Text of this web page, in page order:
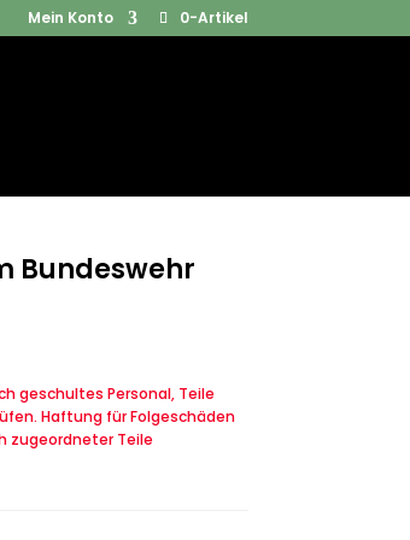
Mein Konto 0-Artikel
Bundeswehr
geschultes Personal, Teile
Haftung für Folgeschäden
zugeordneter Teile